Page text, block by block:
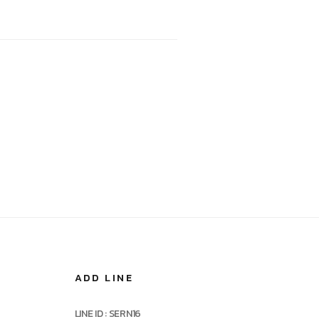
ADD LINE
LINE ID : SERN16